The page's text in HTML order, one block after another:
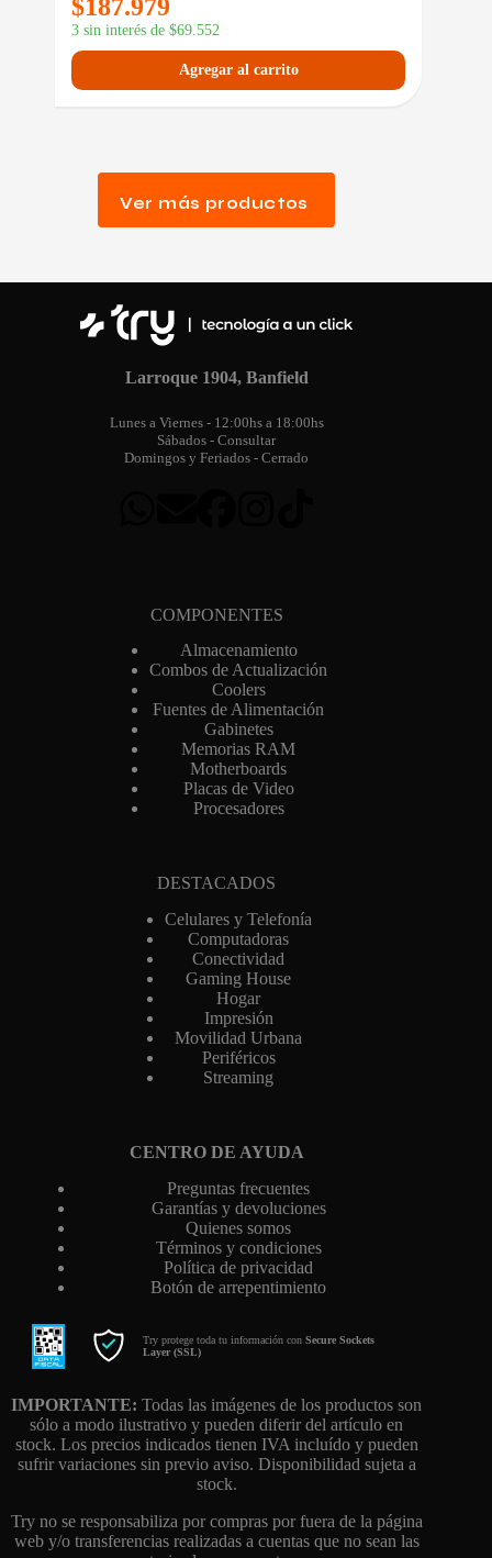
$187.979
3 sin interés de $69.552
Agregar al carrito
Ver más productos
Larroque 1904, Banfield
Lunes a Viernes - 12:00hs a 18:00hs
Sábados - Consultar
Domingos y Feriados - Cerrado
COMPONENTES
Almacenamiento
Combos de Actualización
Coolers
Fuentes de Alimentación
Gabinetes
Memorias RAM
Motherboards
Placas de Video
Procesadores
DESTACADOS
Celulares y Telefonía
Computadoras
Conectividad
Gaming House
Hogar
Impresión
Movilidad Urbana
Periféricos
Streaming
CENTRO DE AYUDA
Preguntas frecuentes
Garantías y devoluciones
Quienes somos
Términos y condiciones
Política de privacidad
Botón de arrepentimiento
Try protege toda tu información con Secure Sockets
Layer (SSL)
IMPORTANTE: Todas las imágenes de los productos son
sólo a modo ilustrativo y pueden diferir del artículo en
stock. Los precios indicados tienen IVA incluído y pueden
sufrir variaciones sin previo aviso. Disponibilidad sujeta a
stock.
Try no se responsabiliza por compras por fuera de la página
web y/o transferencias realizadas a cuentas que no sean las